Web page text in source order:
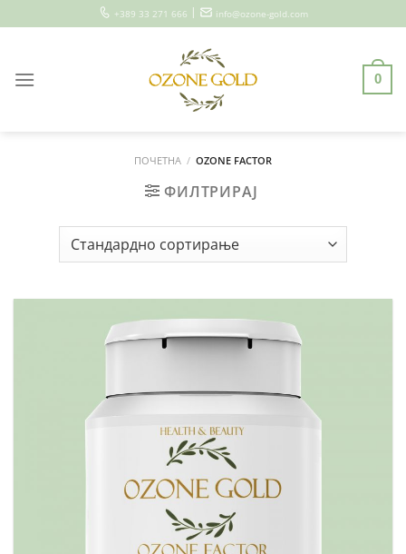
to
+389 33 271 666 | info@ozone-gold.com
0
ПОЧЕТНА / OZONE FACTOR
ФИЛТРИРАЈ